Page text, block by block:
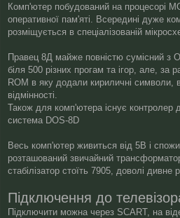
я
Комп'ютер побудований на процесорі
оперативної пам'яті. Всередині дуже
розміщується в спеціалізованій
Правец 8Д майже повністю сумісний з
біля 500 різних прогам та ігор, але, за
ROM в яку додали кириличні символи,
відмінності.
Також для комп'ютера існує контролер
система DOS-8D
Весь комп'ютер живиться від 5В і
розташований звичайний
стабілізатор стоїть 7905, доволі дивне
Підключення до
Підключити можна через SCART, на